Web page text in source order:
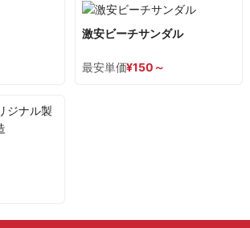
最安単価¥150 ～
激安ビーチサンダル